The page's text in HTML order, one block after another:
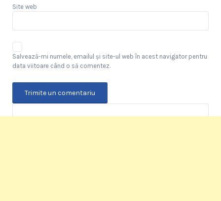
Site web
Salvează-mi numele, emailul și site-ul web în acest navigator pentru
data viitoare când o să comentez.